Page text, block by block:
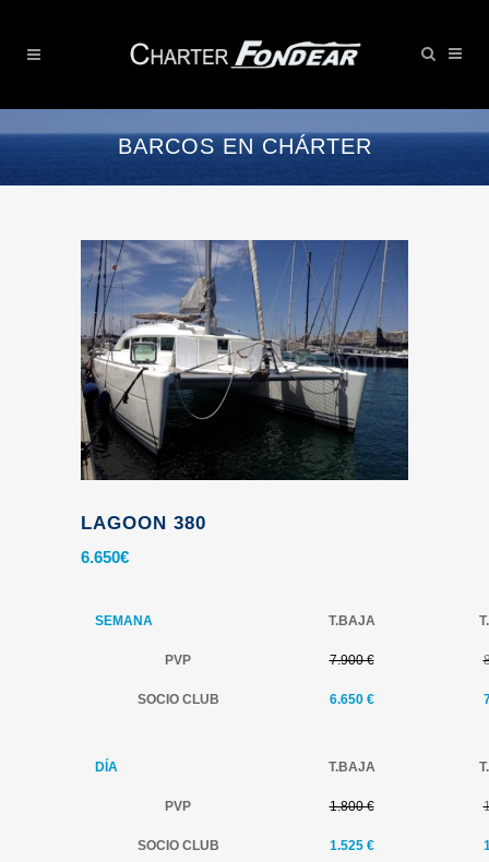
BARCOS EN CHÁRTER
LAGOON 380
6.650€
SEMANA T.BAJA
PVP 7.900 €
SOCIO CLUB 6.650€
DÍA T.BAJA
PVP 1.800 €
SOCIO CLUB 1.525€